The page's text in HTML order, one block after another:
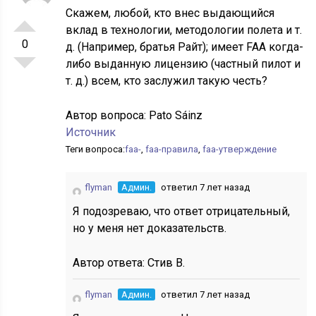
0
Скажем, любой, кто внес выдающийся
вклад в технологии, методологии полета и т.
д. (Например, братья Райт); имеет FAA когда-
либо выданную лицензию (частный пилот и
т. д.) всем, кто заслужил такую честь?
Автор вопроса: Pato Sáinz
Источник
Теги вопроса:faa-,faa-правила,faa-утверждение
flyman Админ. ответил 7 лет назад
Я подозреваю, что ответ отрицательный,
но у меня нет доказательств.
Автор ответа:Стив В.
flyman Админ. ответил 7 лет назад